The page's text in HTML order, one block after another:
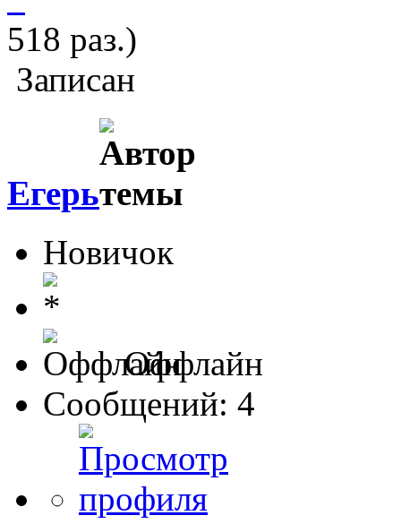
518 раз.)
Записан
Егерь
Новичок
Оффлайн
Сообщений: 4